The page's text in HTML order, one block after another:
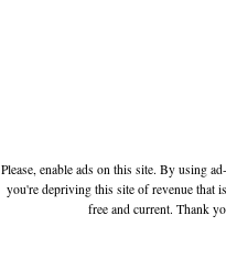
Please, enable ads on this site. By using
you're depriving this site of revenue that
free and current. Thank